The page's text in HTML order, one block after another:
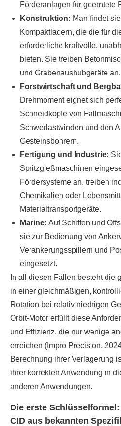
Förderanlagen für geerntete
Konstruktion: Man findet
Kompaktladern, die die für
erforderliche kraftvolle,
bieten. Sie treiben
und Grabenaushubgeräte an.
Forstwirtschaft und
Drehmoment eignet sich
Schneidköpfe von
Schwerlastwinden und den
Gesteinsbohrern.
Fertigung und Industrie:
Spritzgießmaschinen
Fördersysteme an, treiben
Chemikalien oder
Materialtransportgeräte.
Marine: Auf Schiffen und
sie zur Bedienung von
Verankerungsspillern und
eingesetzt.
In all diesen Fällen besteht die
in einer gleichmäßigen,
Rotation bei relativ niedrigen
Orbit-Motor erfüllt diese
und Effizienz, die nur wenige
erreichen (Impro Precision,
Berechnung ihrer Verlagerung
ihrer korrekten Anwendung in
anderen Anwendungen.
Die erste
CID aus bekannten